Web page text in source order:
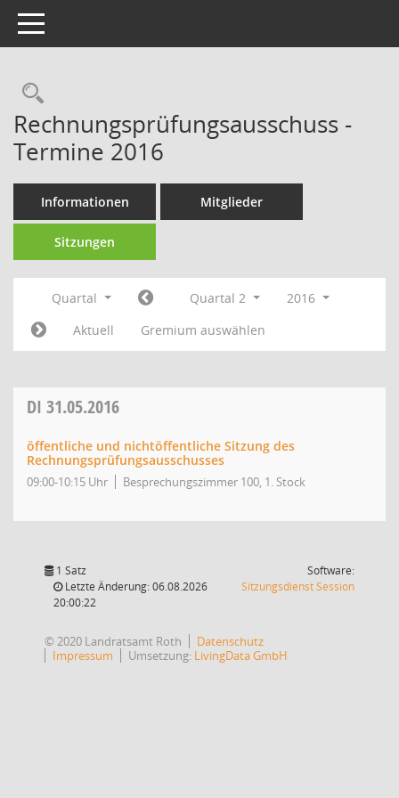
Toggle navigation
Rechercheauswahl
Rechnungsprüfungsausschuss -
Termine 2016
Informationen Mitglieder
Sitzungen
Quartal Quartal 2
2016
Aktuell
Gremium auswählen
DI 31.05.2016
öffentliche und nichtöffentliche Sitzung des
Rechnungsprüfungsausschusses
09:00-10:15 Uhr Besprechungszimmer 100, 1. Stock
1 Satz
Letzte Änderung: 06.08.2026
20:00:22
Software:
SitzungsdienstSession(Wird in
© 2020 Landratsamt Roth
Datenschutz
Impressum
Umsetzung: LivingData GmbH